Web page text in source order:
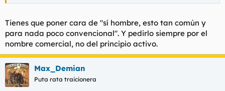
Tienes que poner cara de "sí hombre, esto tan común y
para nada poco convencional". Y pedirlo siempre por el
nombre comercial, no del principio activo.
Max_Demian
Puta rata traicionera